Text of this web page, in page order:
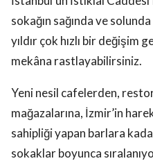
sokağın sağında ve
yıldır çok hızlı bir değişim
mekâna rastlayabilirsiniz.
Yeni nesil cafelerden,
mağazalarına, İzmir’in
sahipliği yapan barlara
sokaklar boyunca